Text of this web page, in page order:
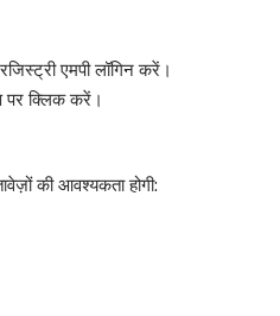
एमपी लॉगिन करें।
पर क्लिक करें।
की आवश्यकता होगी: